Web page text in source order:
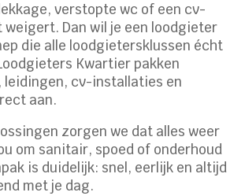
verstopte wc of een cv-
weigert. Dan wil je een loodgieter
die alle loodgietersklussen écht
Kwartier pakken
leidingen, cv-installaties en
aan.
zorgen we dat alles weer
om sanitair, spoed of onderhoud
is duidelijk: snel, eerlijk en altijd
met je dag.